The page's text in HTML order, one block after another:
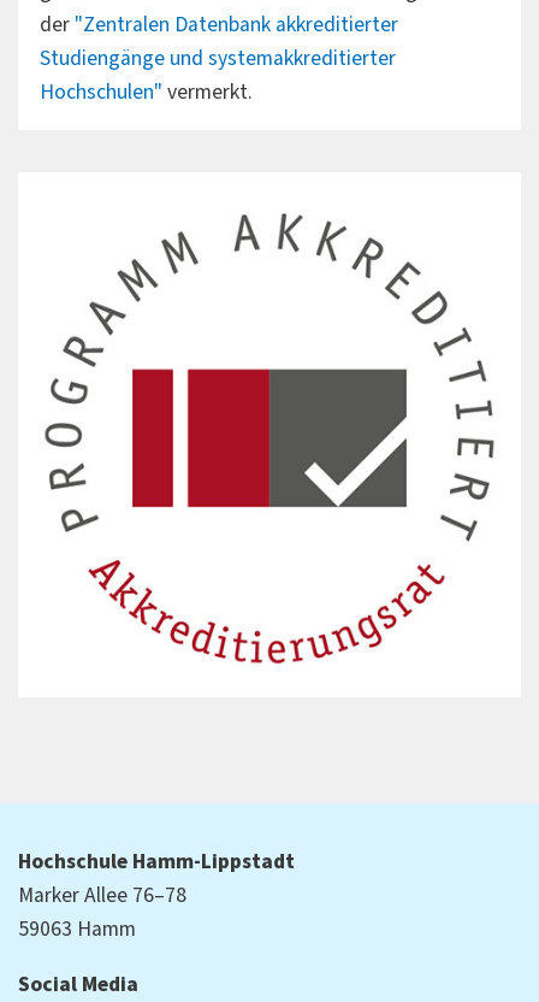
der "Zentralen Datenbank akkreditierter
Studiengänge und systemakkreditierter
Hochschulen" vermerkt.
Hochschule Hamm-Lippstadt
Marker Allee 76–78
59063 Hamm
Social Media